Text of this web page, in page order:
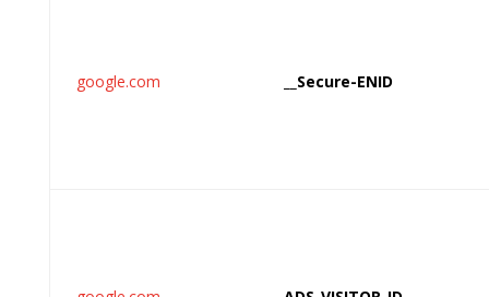
google.com __Secure-ENID